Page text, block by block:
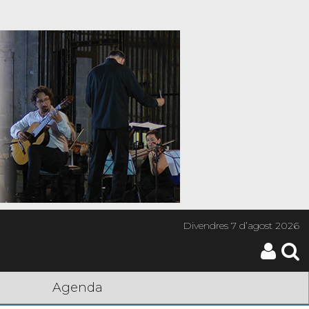
Divendres7 d’agost 2026
Agenda